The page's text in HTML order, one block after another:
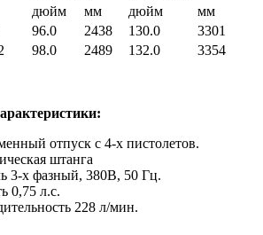
дюйм
мм дюйм
мм
96.0 2438 130.0
3301
98.0 2489 132.0 3354
отпуск с 4-х пистолетов.
штанга
3-х фазный, 380В, 50 Гц.
0,75 л.с.
228 л/мин.